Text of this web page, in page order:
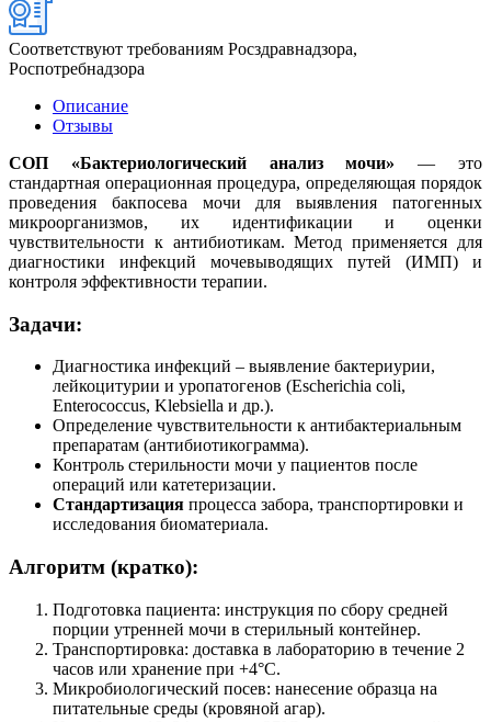
Соответствуют требованиям Росздравнадзора,
Роспотребнадзора
Описание
Отзывы
СОП «Бактериологический анализ мочи» — это
стандартная операционная процедура, определяющая порядок
проведения бакпосева мочи для выявления патогенных
микроорганизмов, их идентификации и оценки
чувствительности к антибиотикам. Метод применяется для
диагностики инфекций мочевыводящих путей (ИМП) и
контроля эффективности терапии.
Задачи:
Диагностика инфекций – выявление бактериурии,
лейкоцитурии и уропатогенов (Escherichia coli,
Enterococcus, Klebsiella и др.).
Определение чувствительности к антибактериальным
препаратам (антибиотикограмма).
Контроль стерильности мочи у пациентов после
операций или катетеризации.
Стандартизация процесса забора, транспортировки и
исследования биоматериала.
Алгоритм (кратко):
Подготовка пациента: инструкция по сбору средней
порции утренней мочи в стерильный контейнер.
Транспортировка: доставка в лабораторию в течение 2
часов или хранение при +4°C.
Микробиологический посев: нанесение образца на
питательные среды (кровяной агар).